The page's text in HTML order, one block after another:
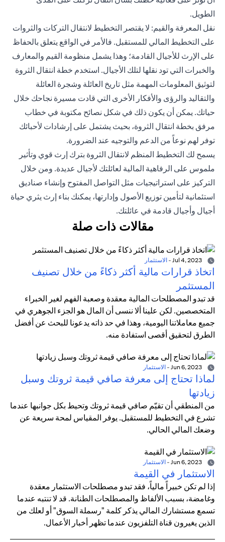
الطويل.
نقل المعرفة والقيم: لا يقتصر التخطيط لانتقال التركات والثروات
على التخطيط المالي للمستقبل. فالأمر في الواقع يتعلق بالحفاظ
على الإرث للأجيال القادمة؛ وهذا يشمل منظومة القيم والمعارف
والخبرات التي تود نقلها لتلك الأجيال. استخدم خطة انتقال الثروة
لتوثيق المعلومات المهمة مثل تاريخ العائلة وشجرة العائلة
والتقاليد والرؤى والأفكار الأخرى التي قادت مسيرة نجاحك خلال
حياتك. يمكن أن يكون ذلك في شكل نصائح مكتوبة في خطاب
مرفق بخطة انتقال الثروة، بحيث يشتمل على إرشادات لأحبائك
توفر لهم نوعاً من الدعم والتوجيه عند الضرورة.
يسمح لك التخطيط المنظم لانتقال الثروة بترك إرث قوي وتأثير
ملموس على الرفاهية المالية لعائلتك لأجيال عديدة. ومن خلال
التركيز على استراتيجيات مثل التواصل المفتوح وإنشاء صناديق
استئمانية لتأمين توزيع الأصول وإدارتها، يمكنك بناء إرث يثري حياة
أجيال وأجيال قادمة في عائلتك.
مقالات ذات صلة
- الاستثمار
اتخاذ قرارات مالية أكثر ذكاءً من خلال تصنيف
المستثمر
قد تبدو المصطلحات المالية معقدة وصعبة الفهم لغير الخبراء
المتخصصين. لكن علينا ألا ننسى أن المال هو الجزء الجوهري في
جميع معاملاتنا اليومية، وهذا في حد ذاته يدعونا للبحث عن أفضل
الطرق لتحقيق أقصى استفادة منه.
- الاستثمار
لماذا تحتاج إلى معرفة صافي قيمة ثروتك وسبل
زيادتها
من المنطقي أن تقيّم صافي قيمة ثروتك وتحيط بكل جوانبها عندما
تشرع في التخطيط للمستقبل. يوفر المقياس لمحة سريعة عن
وضعك المالي الحالي.
- الاستثمار
الاستثمار في القيمة
إذا لم تكن خبيراً مالياً، فقد تبدو مصطلحات الاستثمار معقدة
وغامضة، بسبب الألفاظ والمصطلحات الطنانة. قد لا تنتبه عندما
تسمع مستشارك المالي يذكر كلمة "رسملة السوق" أو لعلك من
الذين يغيرون قناة التلفزيون عندما تظهر أخبار الأعمال.